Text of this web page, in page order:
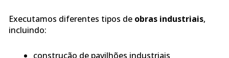
Executamos diferentes tipos de obras industriais,
incluindo:
construção de pavilhões industriais